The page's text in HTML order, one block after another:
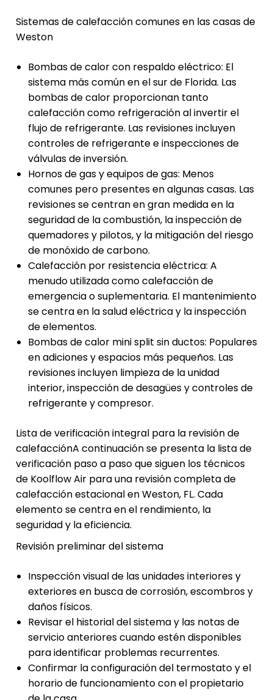
Sistemas de calefacción comunes en las casas de
Weston
Bombas de calor con respaldo eléctrico: El
sistema más común en el sur de Florida. Las
bombas de calor proporcionan tanto
calefacción como refrigeración al invertir el
flujo de refrigerante. Las revisiones incluyen
controles de refrigerante e inspecciones de
válvulas de inversión.
Hornos de gas y equipos de gas: Menos
comunes pero presentes en algunas casas. Las
revisiones se centran en gran medida en la
seguridad de la combustión, la inspección de
quemadores y pilotos, y la mitigación del riesgo
de monóxido de carbono.
Calefacción por resistencia eléctrica: A
menudo utilizada como calefacción de
emergencia o suplementaria. El mantenimiento
se centra en la salud eléctrica y la inspección
de elementos.
Bombas de calor mini split sin ductos: Populares
en adiciones y espacios más pequeños. Las
revisiones incluyen limpieza de la unidad
interior, inspección de desagües y controles de
refrigerante y compresor.
Lista de verificación integral para la revisión de
calefacciónA continuación se presenta la lista de
verificación paso a paso que siguen los técnicos
de Koolflow Air para una revisión completa de
calefacción estacional en Weston, FL. Cada
elemento se centra en el rendimiento, la
seguridad y la eficiencia.
Revisión preliminar del sistema
Inspección visual de las unidades interiores y
exteriores en busca de corrosión, escombros y
daños físicos.
Revisar el historial del sistema y las notas de
servicio anteriores cuando estén disponibles
para identificar problemas recurrentes.
Confirmar la configuración del termostato y el
horario de funcionamiento con el propietario